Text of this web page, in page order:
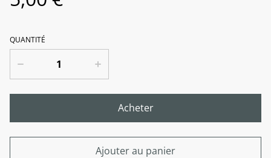
QUANTITÉ
Acheter
Ajouter au panier